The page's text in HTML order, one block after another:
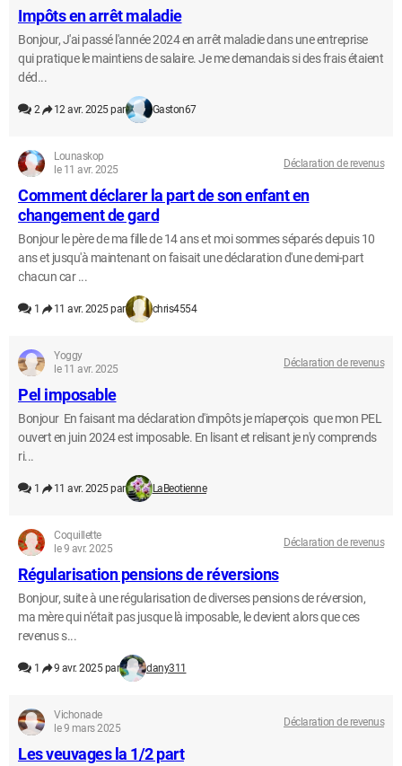
Impôts en arrêt maladie
Bonjour, J'ai passé l'année 2024 en arrêt maladie dans une entreprise
qui pratique le maintiens de salaire. Je me demandais si des frais étaient
déd...
2 12 avr. 2025 par Gaston67
Lounaskop
le 11 avr. 2025
Déclaration de revenus
Comment déclarer la part de son enfant en
changement de gard
Bonjour le père de ma fille de 14 ans et moi sommes séparés depuis 10
ans et jusqu'à maintenant on faisait une déclaration d'une demi-part
chacun car ...
1 11 avr. 2025 par chris4554
Yoggy
le 11 avr. 2025
Déclaration de revenus
Pel imposable
Bonjour En faisant ma déclaration d'impôts je m'aperçois que mon PEL
ouvert en juin 2024 est imposable. En lisant et relisant je n'y comprends
ri...
1 11 avr. 2025 par LaBeotienne
Coquillette
le 9 avr. 2025
Déclaration de revenus
Régularisation pensions de réversions
Bonjour, suite à une régularisation de diverses pensions de réversion,
ma mère qui n'était pas jusque là imposable, le devient alors que ces
revenus s...
1 9 avr. 2025 par dany311
Vichonade
le 9 mars 2025
Déclaration de revenus
Les veuvages la 1/2 part